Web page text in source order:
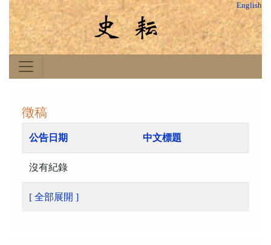
English
徵稿
公告日期 中文標題
沒有紀錄
[ 全部展開 ]